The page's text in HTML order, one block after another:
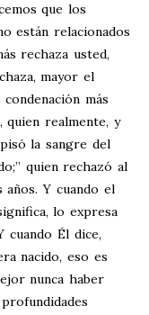
que los
están relacionados
rechaza usted,
mayor el
más
quien realmente, y
la sangre del
quien rechazó al
Y cuando el
lo expresa
cuando Él dice,
nacido, eso es
nunca haber